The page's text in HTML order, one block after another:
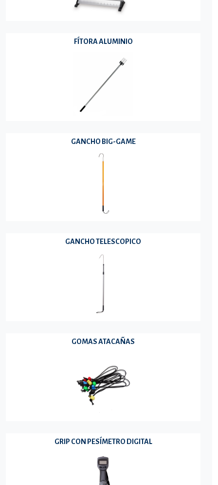
FÍTORA ALUMINIO
GANCHO BIG-GAME
GANCHO TELESCOPICO
GOMAS ATACAÑAS
GRIP CON PESÍMETRO DIGITAL